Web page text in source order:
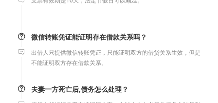
微信转账凭证能证明存在借款关系吗？
不能证明双方存在借款关系。
夫妻一方死亡后,债务怎么处理？